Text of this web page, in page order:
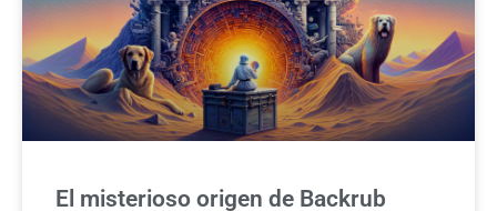
El misterioso origen de Backrub